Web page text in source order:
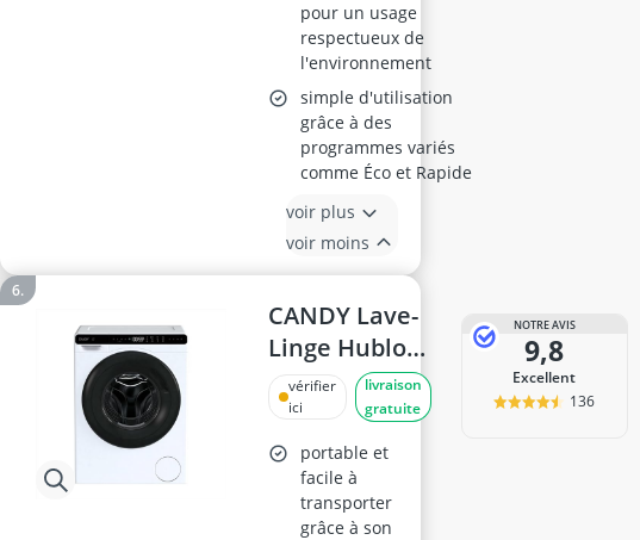
pour un usage
respectueux de
l'environnement
simple d'utilisation
grâce à des
programmes variés
comme Éco et Rapide
voir plus
voir moins
CANDY Lave-
Linge Hublot
5kg CW50-
BP12307U1-S
vérifier
ici
livraison
gratuite
portable et
facile à
transporter
grâce à son
NOTRE AVIS
9,8
Excellent
136